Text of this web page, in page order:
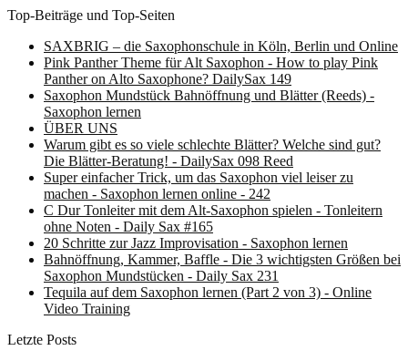
Top-Beiträge und Top-Seiten
SAXBRIG – die Saxophonschule in Köln, Berlin und Online
Pink Panther Theme für Alt Saxophon - How to play Pink
Panther on Alto Saxophone? DailySax 149
Saxophon Mundstück Bahnöffnung und Blätter (Reeds) -
Saxophon lernen
ÜBER UNS
Warum gibt es so viele schlechte Blätter? Welche sind gut?
Die Blätter-Beratung! - DailySax 098 Reed
Super einfacher Trick, um das Saxophon viel leiser zu
machen - Saxophon lernen online - 242
C Dur Tonleiter mit dem Alt-Saxophon spielen - Tonleitern
ohne Noten - Daily Sax #165
20 Schritte zur Jazz Improvisation - Saxophon lernen
Bahnöffnung, Kammer, Baffle - Die 3 wichtigsten Größen bei
Saxophon Mundstücken - Daily Sax 231
Tequila auf dem Saxophon lernen (Part 2 von 3) - Online
Video Training
Letzte Posts